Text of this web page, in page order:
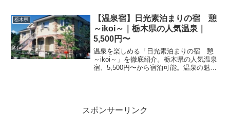
栃木県
【温泉宿】日光素泊まりの宿 憩
～ikoi～｜栃木県の人気温泉｜
5,500円〜
温泉を楽しめる「日光素泊まりの宿 憩
～ikoi～」を徹底紹介。栃木県の人気温泉
宿、5,500円〜から宿泊可能。温泉の魅
スポンサーリンク